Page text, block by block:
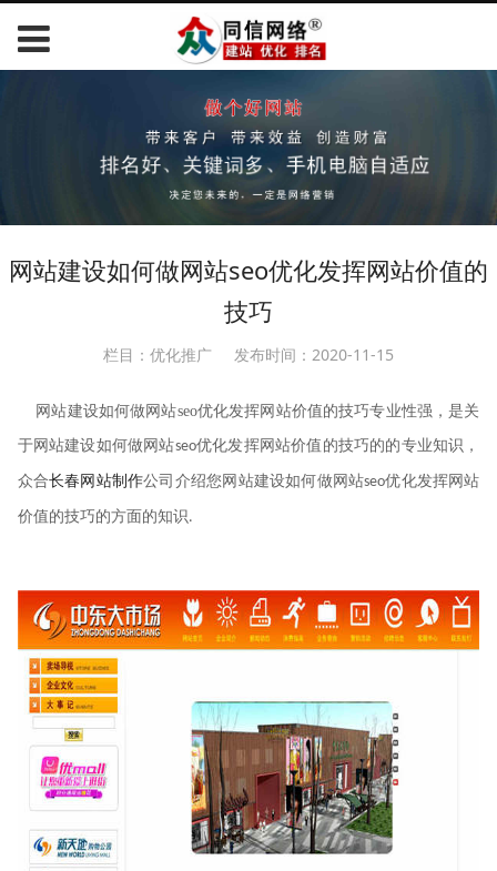
网站建设如何做网站seo优化发挥网站价值的
技巧
栏目：优化推广 发布时间：2020-11-15
网站建设如何做网站seo优化发挥网站价值的技巧专业性强，是关
于网站建设如何做网站seo优化发挥网站价值的技巧的的专业知识，
众合长春网站制作公司介绍您网站建设如何做网站seo优化发挥网站
价值的技巧的方面的知识.